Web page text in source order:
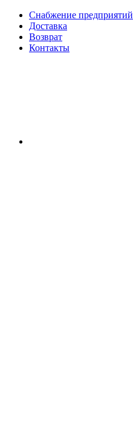
Снабжение предприятий
Доставка
Возврат
Контакты